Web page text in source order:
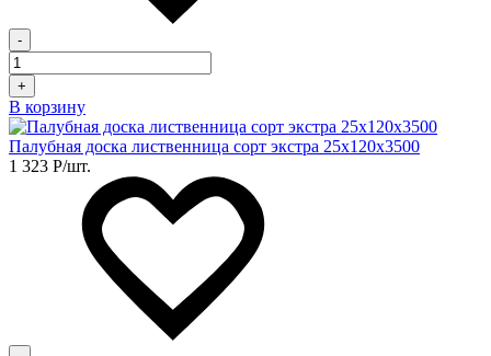
-
+
В корзину
Палубная доска лиственница сорт экстра 25х120х3500
1 323 Р/шт.